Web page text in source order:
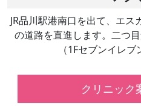
JR品川駅港南口を出て、エ
の道路を直進します。二つ
（1Fセブンイレブ
クリニック